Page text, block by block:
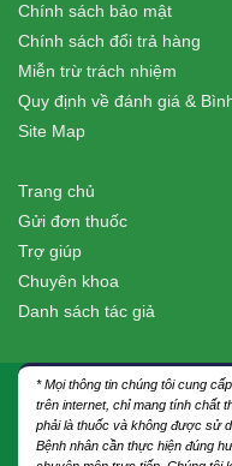
Chính sách bảo mật
Chính sách đổi trả hàng
Miễn trừ trách nhiệm
Quy định về đánh giá &
Site Map
Trang chủ
Gửi đơn thuốc
Trợ giúp
Chuyên khoa
Danh sách tác giả
* Mọi thông tin chúng tôi cung
trên internet, chỉ mang tính chất
phải là thuốc và không được sử
Bệnh nhân cần thực hiện đúng